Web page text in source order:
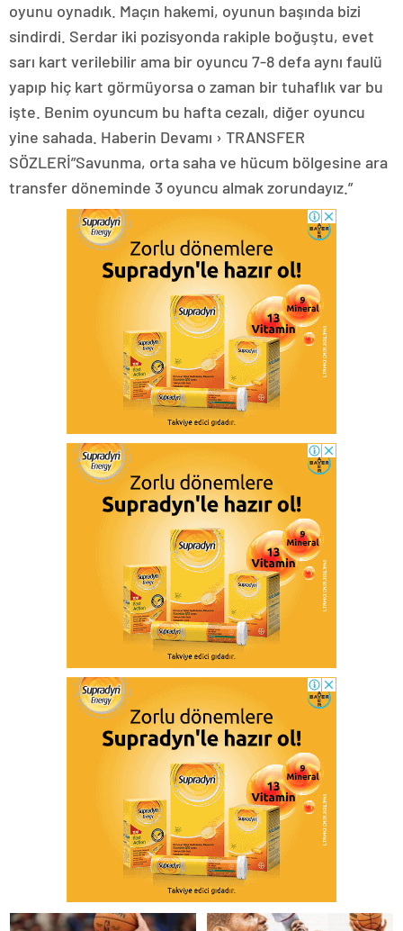
oyunu oynadık. Maçın hakemi, oyunun başında bizi
sindirdi. Serdar iki pozisyonda rakiple boğuştu, evet
sarı kart verilebilir ama bir oyuncu 7-8 defa aynı faulü
yapıp hiç kart görmüyorsa o zaman bir tuhaflık var bu
işte. Benim oyuncum bu hafta cezalı, diğer oyuncu
yine sahada. Haberin Devamı › TRANSFER
SÖZLERİ”Savunma, orta saha ve hücum bölgesine ara
transfer döneminde 3 oyuncu almak zorundayız.”